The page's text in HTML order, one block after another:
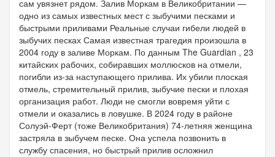
сам увязнет рядом. Залив Моркам в Великобритании —
одно из самых известных мест с зыбучими песками и
быстрыми приливами Реальные случаи гибели людей в
зыбучих песках Самая известная трагедия произошла в
2004 году в заливе Моркам. По данным The Guardian , 23
китайских рабочих, собиравших моллюсков на отмели,
погибли из-за наступающего прилива. Их убили плоская
отмель, стремительный прилив, зыбучие пески и плохая
организация работ. Люди не смогли вовремя уйти с
отмели и оказались в ловушке. В 2024 году в районе
Солуэй-Ферт (тоже Великобритания) 74-летняя женщина
застряла в зыбучем песке. Она успела позвонить в
службу спасения, но быстрый прилив осложнил